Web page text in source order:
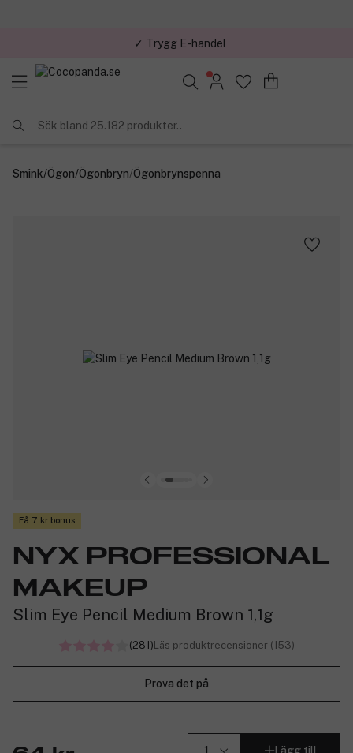
✓ Trygg E-handel
Sök bland 25.182 produkter..
Smink/Ögon/Ögonbryn/Ögonbrynspenna
Få 7 kr bonus
NYX PROFESSIONAL
MAKEUP
Slim Eye Pencil Medium Brown 1,1g
(281)Läs produktrecensioner (153)
Prova det på